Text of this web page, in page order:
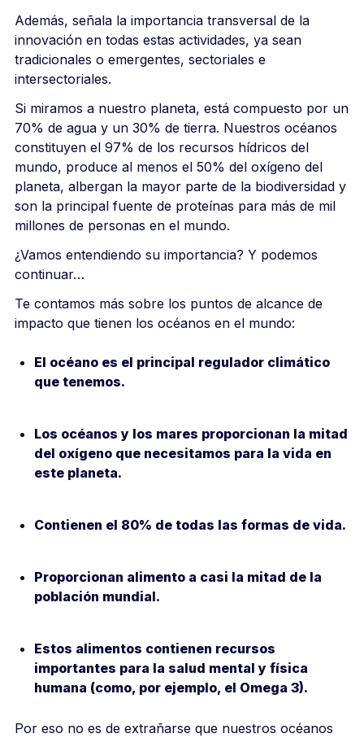
Además, señala la importancia transversal de la
innovación en todas estas actividades, ya sean
tradicionales o emergentes, sectoriales e
intersectoriales.
Si miramos a nuestro planeta, está compuesto por un
70% de agua y un 30% de tierra. Nuestros océanos
constituyen el 97% de los recursos hídricos del
mundo, produce al menos el 50% del oxígeno del
planeta, albergan la mayor parte de la biodiversidad y
son la principal fuente de proteínas para más de mil
millones de personas en el mundo.
¿Vamos entendiendo su importancia? Y podemos
continuar…
Te contamos más sobre los puntos de alcance de
impacto que tienen los océanos en el mundo:
El océano es el principal regulador climático
que tenemos.
Los océanos y los mares proporcionan la mitad
del oxígeno que necesitamos para la vida en
este planeta.
Contienen el 80% de todas las formas de vida.
Proporcionan alimento a casi la mitad de la
población mundial.
Estos alimentos contienen recursos
importantes para la salud mental y física
humana (como, por ejemplo, el Omega 3).
Por eso no es de extrañarse que nuestros océanos